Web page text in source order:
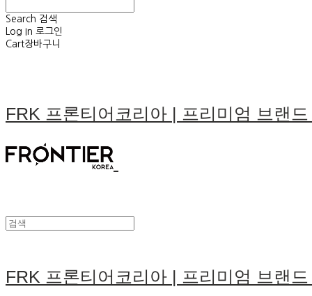
Search 검색
Log In 로그인
Cart장바구니
FRK 프론티어코리아 | 프리미엄 브랜
FRK 프론티어코리아 | 프리미엄 브랜